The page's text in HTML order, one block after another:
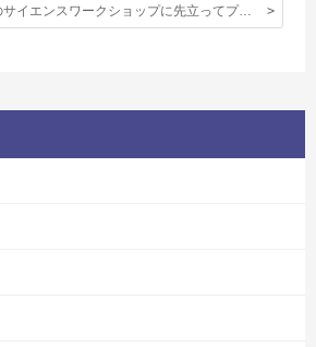
ケンブリッジ大学でのサイエンスワークショップに先立ってプレ・ワークショップが行われました。